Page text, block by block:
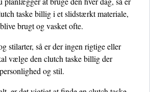
taske billig i et slidstærkt materiale,
brugt og vasket ofte.
stilarter, så er der ingen rigtige eller
vælge den clutch taske billig der
og stil.